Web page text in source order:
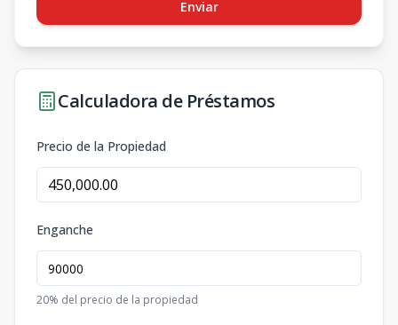
Enviar
Calculadora de Préstamos
Precio de la Propiedad
Enganche
20% del precio de la propiedad